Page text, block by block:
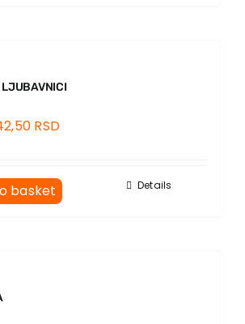
LJUBAVNICI
RSD
basket Details